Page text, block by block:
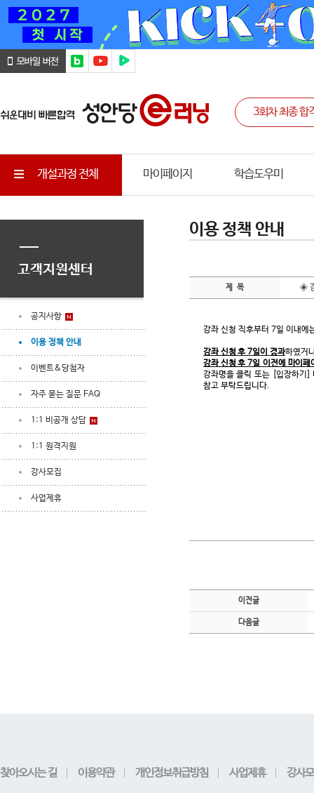
개설과정 전체 마이페이지 학습도우미
고객지원센터
공지사항
이용 정책 안내
이벤트&당첨자
자주 묻는 질문 FAQ
1:1 비공개 상담
1:1 원격지원
강사모집
사업제휴
이용 정책 안내
제 목 ◈
강좌 신청 직후부터 7일 이내에
강좌 신청 후 7일이 경과하였거
강좌 신청 후 7일 이전에 마이페
강좌명을 클릭 또는 [입장하기]
참고 부탁드립니다.
이전글
다음글
찾아오시는 길 이용약관 개인정보취급방침 사업제휴 강사